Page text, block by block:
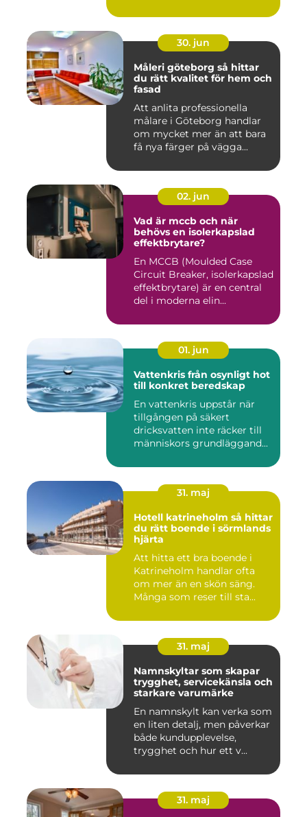
30. jun
Måleri göteborg så hittar
du rätt kvalitet för hem och
fasad
Att anlita professionella
målare i Göteborg handlar
om mycket mer än att bara
få nya färger på vägga...
02. jun
Vad är mccb och när
behövs en isolerkapslad
effektbrytare?
En MCCB (Moulded Case
Circuit Breaker, isolerkapslad
effektbrytare) är en central
del i moderna elin...
01. jun
Vattenkris från osynligt hot
till konkret beredskap
En vattenkris uppstår när
tillgången på säkert
dricksvatten inte räcker till
människors grundläggand...
31. maj
Hotell katrineholm så hittar
du rätt boende i sörmlands
hjärta
Att hitta ett bra boende i
Katrineholm handlar ofta
om mer än en skön säng.
Många som reser till sta...
31. maj
Namnskyltar som skapar
trygghet, servicekänsla och
starkare varumärke
En namnskylt kan verka som
en liten detalj, men påverkar
både kundupplevelse,
trygghet och hur ett v...
31. maj